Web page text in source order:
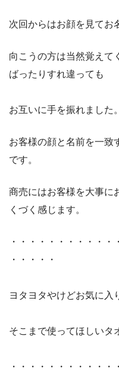
次回からはお顔を見てお
向こうの方は当然覚えて
ばったりすれ違っても
お互いに手を振れまし
お客様の顔と名前を一致
です。
商売にはお客様を大事に
くづく感じます。
・・・・・・・・・・・
・・・・・
ヨタヨタやけどお気に入
そこまで使ってほしいタ
・・・・・・・・・・・